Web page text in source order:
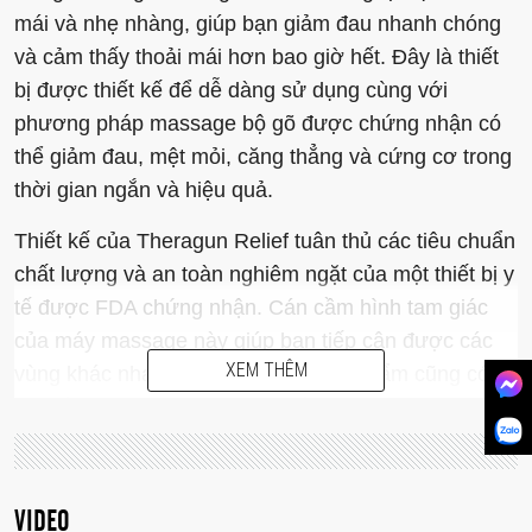
mái và nhẹ nhàng, giúp bạn giảm đau nhanh chóng
và cảm thấy thoải mái hơn bao giờ hết. Đây là thiết
bị được thiết kế để dễ dàng sử dụng cùng với
phương pháp massage bộ gõ được chứng nhận có
thể giảm đau, mệt mỏi, căng thẳng và cứng cơ trong
thời gian ngắn và hiệu quả.
Thiết kế của Theragun Relief tuân thủ các tiêu chuẩn
chất lượng và an toàn nghiêm ngặt của một thiết bị y
tế được FDA chứng nhận. Cán cầm hình tam giác
của máy massage này giúp bạn tiếp cận được các
vùng khác nhau trên người. Bộ sản phẩm cũng có 3
khác nhau đó.
XEM THÊM
VIDEO